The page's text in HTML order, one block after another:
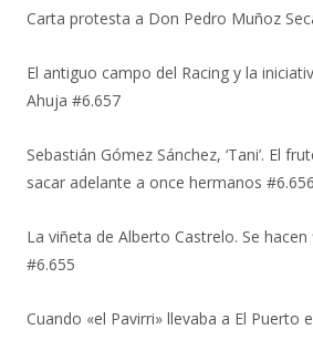
Carta protesta a Don Pedro Muñoz
El antiguo campo del Racing y la
Ahuja #6.657
Sebastián Gómez Sánchez, ‘Tani’. El
sacar adelante a once hermanos #6.656
La viñeta de Alberto Castrelo. Se
#6.655
Cuando «el Pavirri» llevaba a El Puerto